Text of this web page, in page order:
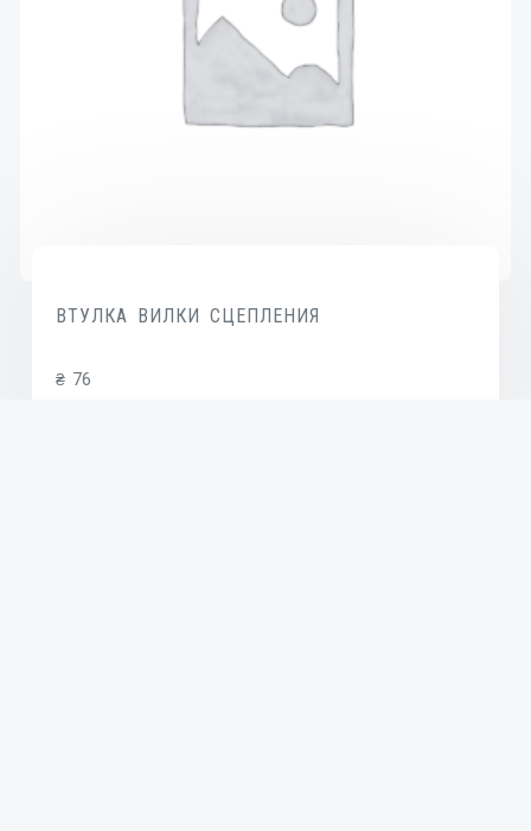
ВТУЛКА ВИЛКИ СЦЕПЛЕНИЯ
₴ 76